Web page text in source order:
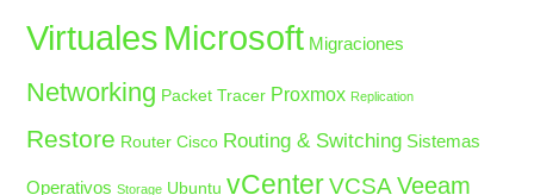
Virtuales Microsoft Migraciones
Networking Packet Tracer Proxmox Replication
Restore Router Cisco Routing & Switching Sistemas
Operativos Storage Ubuntu vCenter VCSA Veeam